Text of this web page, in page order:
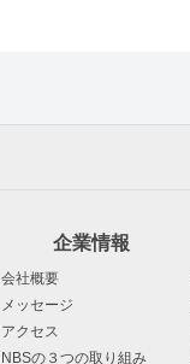
企業情報
会社概要
メッセージ
アクセス
NBSの３つの取り組み